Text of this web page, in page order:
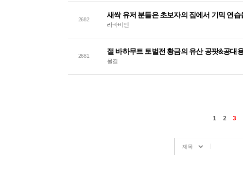
2682
새싹 유저 분들은 초보자의 집에서 기믹 연습
라바비엔
2681
절 바하무트 토벌전 황금의 유산 공팟&공대
물결
1 2 3